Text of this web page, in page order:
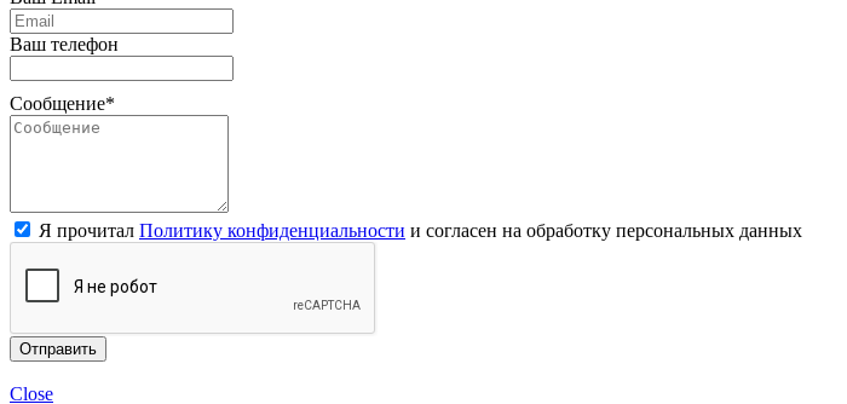
Ваш телефон
Сообщение*
Я прочитал Политику конфиденциальности и согласен на обработку персональных данных
Отправить
Close